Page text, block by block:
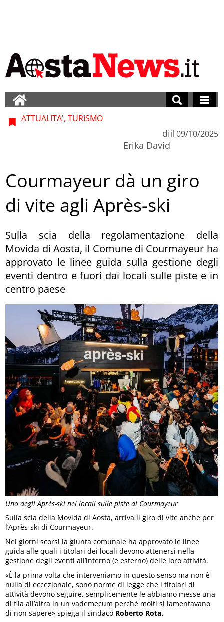
Uno degli Après-ski nei locali sulle piste di Courmayeur
ATTUALITA', TURISMO
di
Erika David
il 09/10/2025
Courmayeur dà un giro
di vite agli Après-ski
Sulla scia della regolamentazione della
Movida di Aosta, il Comune di Courmayeur ha
approvato le linee guida sulla gestione degli
eventi dentro e fuori dai locali sulle piste e in
centro paese
Sulla scia della Movida di Aosta, arriva il giro di vite anche per
l’Après-ski di Courmayeur.
Nei giorni scorsi la giunta comunale ha approvato le linee
guida alle quali i titolari dei locali devono attenersi nella
gestione degli eventi all’interno (e esterno) delle loro attività.
«È la prima volta che interveniamo in questo senso ma non è
nulla di eccezionale, sono norme di legge che i titolari di
attività devono seguire, semplicemente le abbiamo messe una
di fila all’altra in un vademecum perché molti si lamentavano
di non sapere» spiega il sindaco Roberto Rota.